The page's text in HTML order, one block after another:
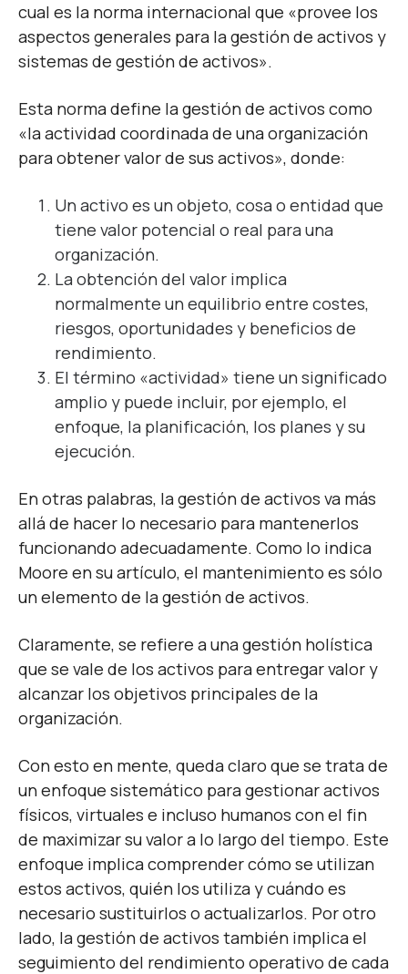
cual es la norma internacional que «provee los
aspectos generales para la gestión de activos y
sistemas de gestión de activos».
Esta norma define la gestión de activos como
«la actividad coordinada de una organización
para obtener valor de sus activos», donde:
Un activo es un objeto, cosa o entidad que
tiene valor potencial o real para una
organización.
La obtención del valor implica
normalmente un equilibrio entre costes,
riesgos, oportunidades y beneficios de
rendimiento.
El término «actividad» tiene un significado
amplio y puede incluir, por ejemplo, el
enfoque, la planificación, los planes y su
ejecución.
En otras palabras, la gestión de activos va más
allá de hacer lo necesario para mantenerlos
funcionando adecuadamente. Como lo indica
Moore en su artículo, el mantenimiento es sólo
un elemento de la gestión de activos.
Claramente, se refiere a una gestión holística
que se vale de los activos para entregar valor y
alcanzar los objetivos principales de la
organización.
Con esto en mente, queda claro que se trata de
un enfoque sistemático para gestionar activos
físicos, virtuales e incluso humanos con el fin
de maximizar su valor a lo largo del tiempo. Este
enfoque implica comprender cómo se utilizan
estos activos, quién los utiliza y cuándo es
necesario sustituirlos o actualizarlos. Por otro
lado, la gestión de activos también implica el
seguimiento del rendimiento operativo de cada